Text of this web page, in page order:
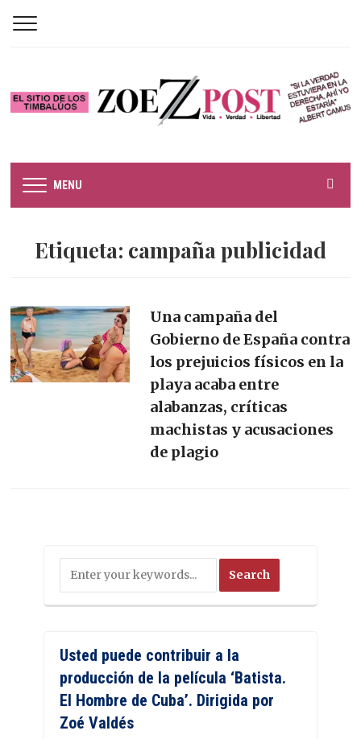
MENU
Etiqueta: campaña publicidad
Una campaña del
Gobierno de España contra
los prejuicios físicos en la
playa acaba entre
alabanzas, críticas
machistas y acusaciones
de plagio
Usted puede contribuir a la
producción de la película ‘Batista.
El Hombre de Cuba’. Dirigida por
Zoé Valdés